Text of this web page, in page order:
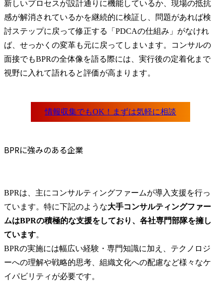
新しいプロセスが設計通りに機能しているか、現場の抵抗
感が解消されているかを継続的に検証し、問題があれば検
討ステップに戻って修正する「PDCAの仕組み」がなけれ
ば、せっかくの変革も元に戻ってしまいます。コンサルの
面接でもBPRの全体像を語る際には、実行後の定着化まで
視野に入れて語れると評価が高まります。
BPRに強みのある企業
BPRは、主にコンサルティングファームが導入支援を行っ
ています。特に下記のような大手コンサルティングファー
ムはBPRの積極的な支援をしており、各社専門部隊を擁し
ています。
BPRの実施には幅広い経験・専門知識に加え、テクノロジ
ーへの理解や戦略的思考、組織文化への配慮など様々なケ
イパビリティが必要です。